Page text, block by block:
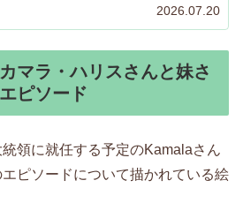
に入る絵本が見つかりますように！
2026.07.20
マラ・ハリスさんと妹さ
ピソード 
領に就任する予定のKamalaさん
ピソードについて描かれている絵